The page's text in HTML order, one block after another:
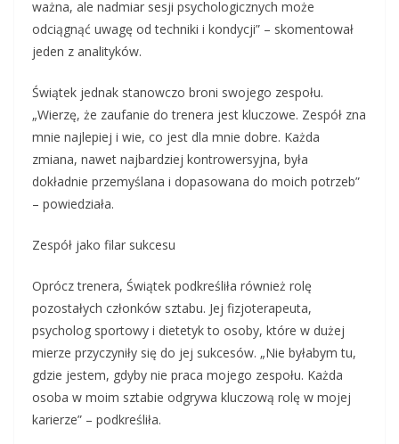
ważna, ale nadmiar sesji psychologicznych może
odciągnąć uwagę od techniki i kondycji” – skomentował
jeden z analityków.
Świątek jednak stanowczo broni swojego zespołu.
„Wierzę, że zaufanie do trenera jest kluczowe. Zespół zna
mnie najlepiej i wie, co jest dla mnie dobre. Każda
zmiana, nawet najbardziej kontrowersyjna, była
dokładnie przemyślana i dopasowana do moich potrzeb”
– powiedziała.
Zespół jako filar sukcesu
Oprócz trenera, Świątek podkreśliła również rolę
pozostałych członków sztabu. Jej fizjoterapeuta,
psycholog sportowy i dietetyk to osoby, które w dużej
mierze przyczyniły się do jej sukcesów. „Nie byłabym tu,
gdzie jestem, gdyby nie praca mojego zespołu. Każda
osoba w moim sztabie odgrywa kluczową rolę w mojej
karierze” – podkreśliła.